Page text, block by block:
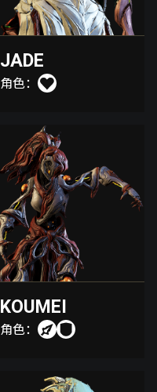
JADE
角色：
KOUMEI
角色：